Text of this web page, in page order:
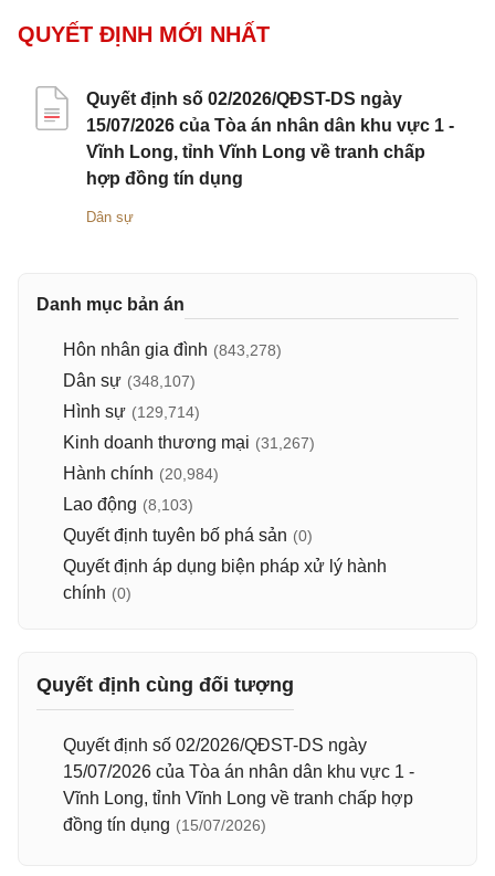
QUYẾT ĐỊNH MỚI NHẤT
Quyết định số 02/2026/QĐST-DS ngày
15/07/2026 của Tòa án nhân dân khu vực 1 -
Vĩnh Long, tỉnh Vĩnh Long về tranh chấp
hợp đồng tín dụng
Dân sự
Danh mục bản án
Hôn nhân gia đình (843,278)
Dân sự (348,107)
Hình sự (129,714)
Kinh doanh thương mại (31,267)
Hành chính (20,984)
Lao động (8,103)
Quyết định tuyên bố phá sản (0)
Quyết định áp dụng biện pháp xử lý hành
chính (0)
Quyết định cùng đối tượng
Quyết định số 02/2026/QĐST-DS ngày
15/07/2026 của Tòa án nhân dân khu vực 1 -
Vĩnh Long, tỉnh Vĩnh Long về tranh chấp hợp
đồng tín dụng (15/07/2026)